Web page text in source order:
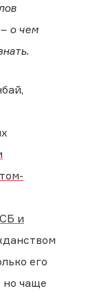
о чем
и
его
но чаще